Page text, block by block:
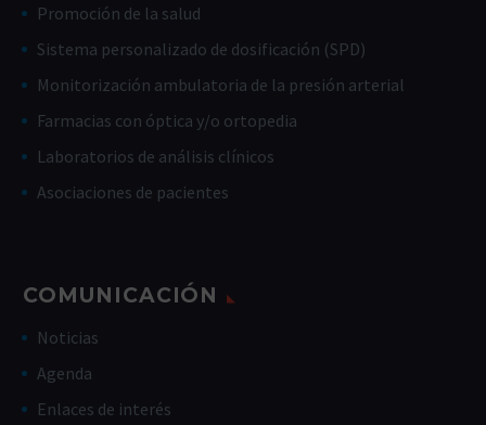
Promoción de la salud
Sistema personalizado de dosificación (SPD)
Monitorización ambulatoria de la presión arterial
Farmacias con óptica y/o ortopedia
Laboratorios de análisis clínicos
Asociaciones de pacientes
COMUNICACIÓN
Noticias
Agenda
Enlaces de interés